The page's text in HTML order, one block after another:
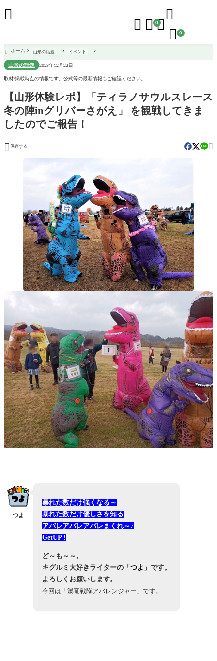
  0

 0

 ホーム 山形の話題 イベント
山形の話題 2023年12月22日
取材/掲載時点の情報です。公式等の最新情報もご確認ください。
【山形体験レポ】「ティラノサウルスレース
冬の陣inグリバーさがえ」 を観戦してきま
したのでご報告！
 保存する 
つよ
暴れた数だけ強くなる～
暴れた数だけ優しさを知る
アバレアバレアバレまくれ～♪
GetUP !
ど～も～～。
キグルミ大好きライターの「 つよ 」です。
よろしくお願いします。
今回は「瀑竜戦隊アバレンジャー」です。